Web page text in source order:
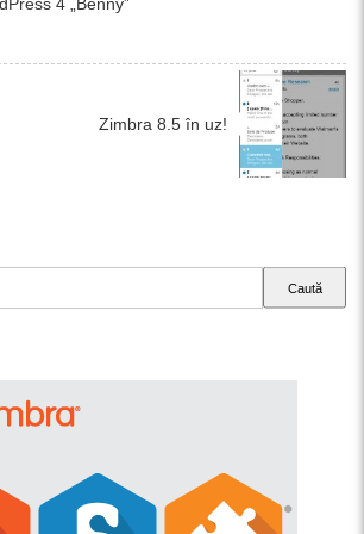
Zimbra 8.5 în uz!